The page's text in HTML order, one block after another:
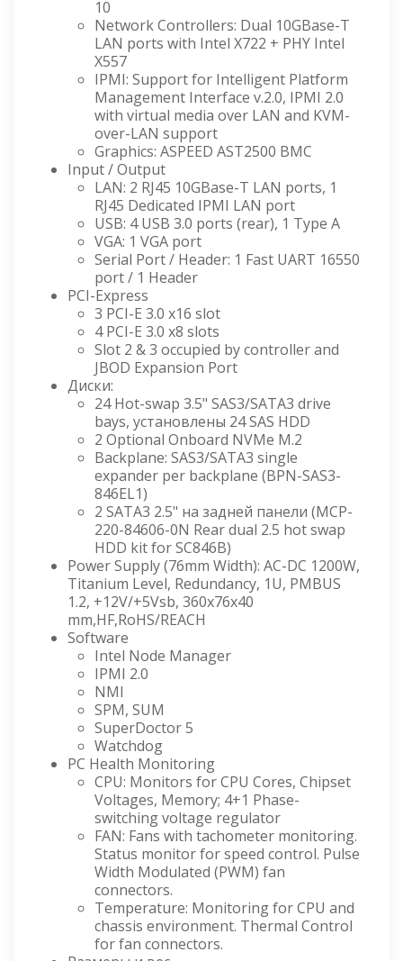
10
Network Controllers: Dual 10GBase-T
LAN ports with Intel X722 + PHY Intel
X557
IPMI: Support for Intelligent Platform
Management Interface v.2.0, IPMI 2.0
with virtual media over LAN and KVM-
over-LAN support
Graphics: ASPEED AST2500 BMC
Input / Output
LAN: 2 RJ45 10GBase-T LAN ports, 1
RJ45 Dedicated IPMI LAN port
USB: 4 USB 3.0 ports (rear), 1 Type A
VGA: 1 VGA port
Serial Port / Header: 1 Fast UART 16550
port / 1 Header
PCI-Express
3 PCI-E 3.0 x16 slot
4 PCI-E 3.0 x8 slots
Slot 2 & 3 occupied by controller and
JBOD Expansion Port
Диски:
24 Hot-swap 3.5" SAS3/SATA3 drive
bays, установлены 24 SAS HDD
2 Optional Onboard NVMe M.2
Backplane: SAS3/SATA3 single
expander per backplane (BPN-SAS3-
846EL1)
2 SATA3 2.5" на задней панели (MCP-
220-84606-0N Rear dual 2.5 hot swap
HDD kit for SC846B)
Power Supply (76mm Width): AC-DC 1200W,
Titanium Level, Redundancy, 1U, PMBUS
1.2, +12V/+5Vsb, 360x76x40
mm,HF,RoHS/REACH
Software
Intel Node Manager
IPMI 2.0
NMI
SPM, SUM
SuperDoctor 5
Watchdog
PC Health Monitoring
CPU: Monitors for CPU Cores, Chipset
Voltages, Memory; 4+1 Phase-
switching voltage regulator
FAN: Fans with tachometer monitoring.
Status monitor for speed control. Pulse
Width Modulated (PWM) fan
connectors.
Temperature: Monitoring for CPU and
chassis environment. Thermal Control
for fan connectors.